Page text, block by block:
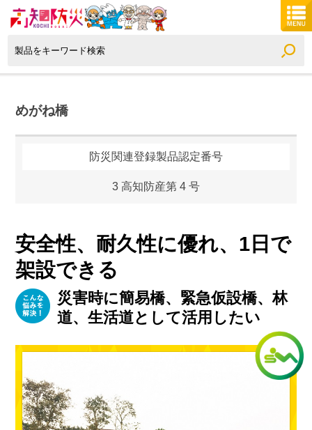
めがね橋
防災関連登録製品認定番号
3 高知防産第 4 号
安全性、耐久性に優れ、1日で
架設できる
災害時に簡易橋、緊急仮設橋、林
道、生活道として活用したい